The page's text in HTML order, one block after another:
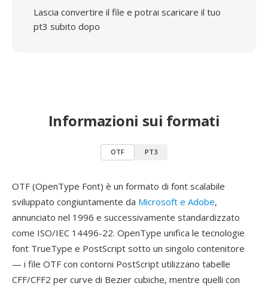
Lascia convertire il file e potrai scaricare il tuo
pt3 subito dopo
Informazioni sui formati
OTF PT3
OTF (OpenType Font) è un formato di font scalabile
sviluppato congiuntamente da Microsoft e Adobe,
annunciato nel 1996 e successivamente standardizzato
come ISO/IEC 14496-22. OpenType unifica le tecnologie
font TrueType e PostScript sotto un singolo contenitore
— i file OTF con contorni PostScript utilizzano tabelle
CFF/CFF2 per curve di Bezier cubiche, mentre quelli con